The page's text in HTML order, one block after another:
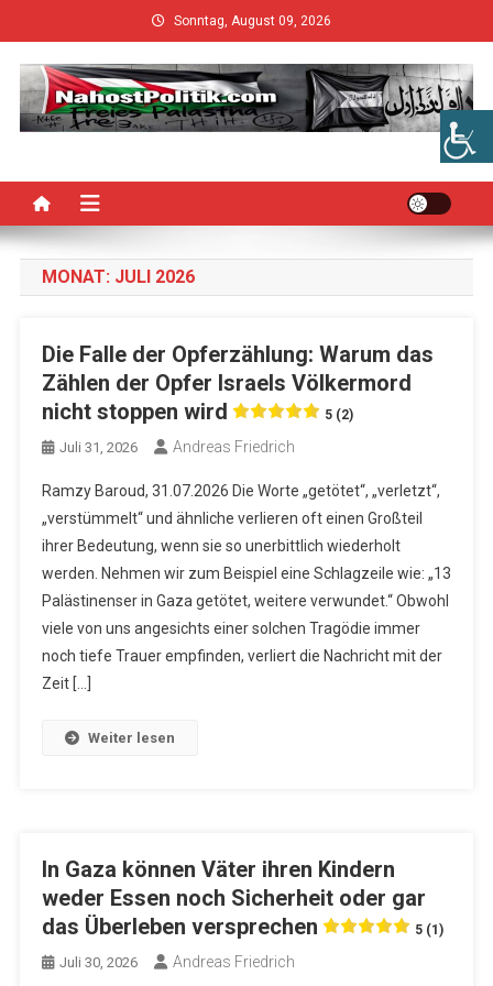
to
content
Sonntag, August 09, 2026
MONAT: JULI 2026
Die Falle der Opferzählung: Warum das
Zählen der Opfer Israels Völkermord
nicht stoppen wird
5 (2)
Juli 31, 2026 Andreas Friedrich
Ramzy Baroud, 31.07.2026 Die Worte „getötet“, „verletzt“,
„verstümmelt“ und ähnliche verlieren oft einen Großteil
ihrer Bedeutung, wenn sie so unerbittlich wiederholt
werden. Nehmen wir zum Beispiel eine Schlagzeile wie: „13
Palästinenser in Gaza getötet, weitere verwundet.“ Obwohl
viele von uns angesichts einer solchen Tragödie immer
noch tiefe Trauer empfinden, verliert die Nachricht mit der
Zeit […]
Weiter lesen
In Gaza können Väter ihren Kindern
weder Essen noch Sicherheit oder gar
das Überleben versprechen
5 (1)
Juli 30, 2026 Andreas Friedrich